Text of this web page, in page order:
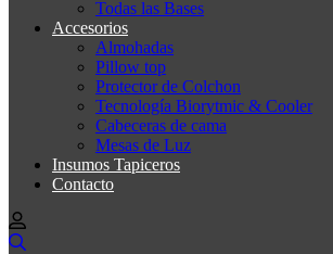
Todas las Bases
Accesorios
Almohadas
Pillow top
Protector de Colchon
Tecnología Biorytmic & Cooler
Cabeceras de cama
Mesas de Luz
Insumos Tapiceros
Contacto